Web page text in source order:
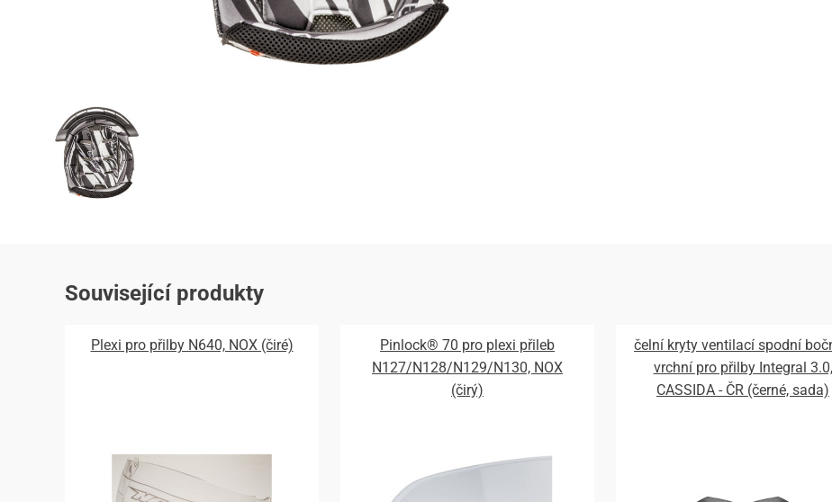
Související produkty
Plexi pro přilby N640, NOX (čiré)
Pinlock® 70 pro plexi přileb
N127/N128/N129/N130, NOX
(čirý)
čelní kryty ventilací spodní
vrchní pro přilby Integral 3.0,
CASSIDA - ČR (černé, sada)